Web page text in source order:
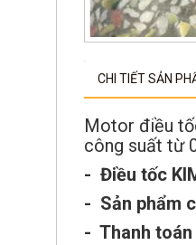
CHI TIẾT SẢN
Motor điều
công suất từ
- Điều tốc
- Sản phẩm
- Thanh toán